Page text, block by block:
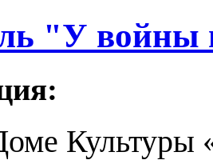
"У войны
Культуры